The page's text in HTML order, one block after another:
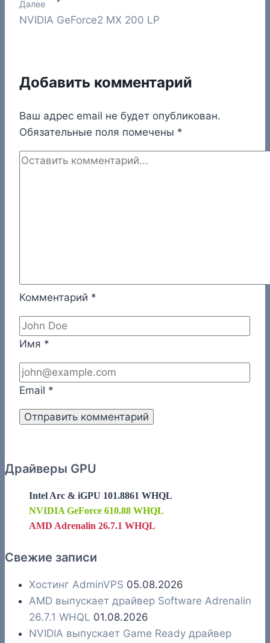
записям
Далее
NVIDIA GeForce2 MX 200 LP
Добавить комментарий
Ваш адрес email не будет опубликован.
Обязательные поля помечены *
Комментарий *
Имя *
Email *
Драйверы GPU
Intel Arc & iGPU 101.8861 WHQL
NVIDIA GeForce 610.88 WHQL
AMD Adrenalin 26.7.1 WHQL
Свежие записи
Хостинг AdminVPS 05.08.2026
AMD выпускает драйвер Software Adrenalin
26.7.1 WHQL 01.08.2026
NVIDIA выпускает Game Ready драйвер